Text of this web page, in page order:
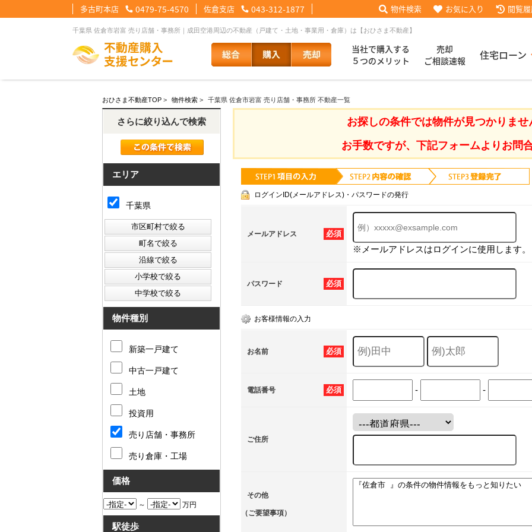
千葉県 佐倉市岩富 売り店舗・事務所｜成田空港周辺の不動産（戸建て・土地・事業用・倉庫）は【おひさま不動産】
多古町本店 0479-75-4570 佐倉支店 043-312-1877 物件検索 お気に入り 閲覧
当社で購入する
５つのメリット
売却
ご相談速報
住宅ローン
【住宅ローンメニュー】
住宅ローンに強い理由
【会社情報メニュー】
会社概要 スタッフ紹介 お客様の声 当社の歩み 履歴
その他の事業紹介 健康経営優良法人2025 採用情報
【お問合せメニュー】
メール問合せ LINE問合せ 査定依頼 協力業者様募集 ローコ
おひさま不動産TOP > 物件検索 > 千葉県 佐倉市岩富 売り店舗・事務所 不動産一覧
お探しの条件では物件が見つかりませ
お手数ですが、下記フォームよりお問
ログインID(メールアドレス)・パスワードの発行
必須
メールアドレス
※メールアドレスはログインに使用します。
必須
パスワード
お客様情報の入力
必須
お名前
必須
電話番号 - -
ご住所
その他
（ご要望事項）
さらに絞り込んで検索
エリア
千葉県
物件種別
新築一戸建て
中古一戸建て
土地
投資用
売り店舗・事務所
売り倉庫・工場
価格
～ 万円
駅徒歩